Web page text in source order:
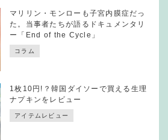
マリリン・モンローも子宮内膜症だっ
た。当事者たちが語るドキュメンタリ
ー「End of the Cycle」
コラム
1枚10円!？韓国ダイソーで買える生理
ナプキンをレビュー
アイテムレビュー